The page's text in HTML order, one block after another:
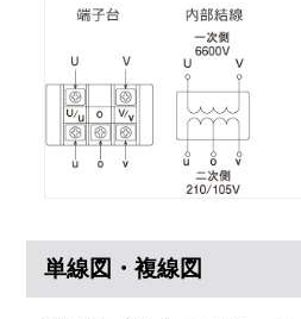
単線図・複線図